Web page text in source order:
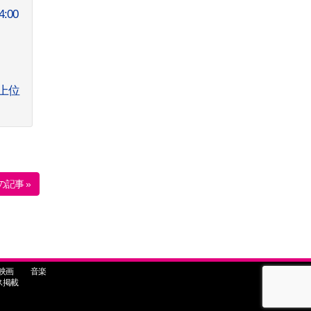
位
記事 »
画
音楽
掲載